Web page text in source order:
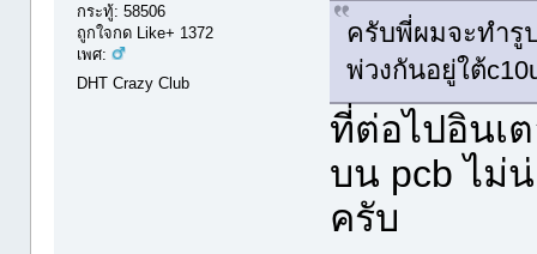
กระทู้: 58506
ถูกใจกด Like+ 1372
เพศ:
DHT Crazy Club
ครับพี่ผมจะทำรู
พ่วงกันอยู่ใต้
ที่ต่อไปอินเ
บน pcb ไม่
ครับ